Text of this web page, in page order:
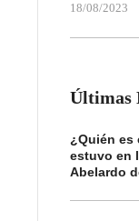
18/08/2023
Últimas
¿Quién es
estuvo en
Abelardo